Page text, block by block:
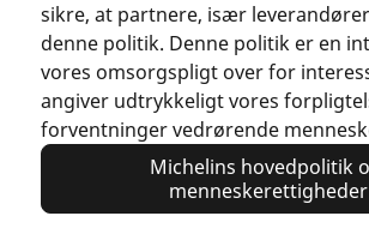
sikre, at partnere, især
denne politik. Denne politik er en
vores omsorgspligt over for
angiver udtrykkeligt vores
forventninger vedrørende
Michelins hovedpolitik
menneskerettigheder